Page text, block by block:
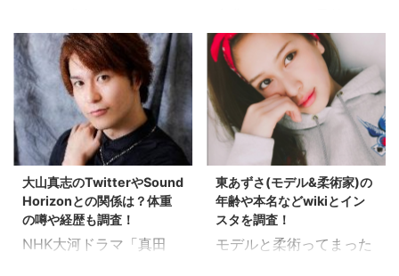
クスが気持ちいィー！ベ
ースと小気味よい高音ス
ネアが飛び跳ねるドラ
ム。 なんかめっちゃ心踊
らされるんですよね。。
笑 今回はそんな二人に迫
ってみたいと思いま
す！！ スポンサードリン
ク ま ...
はそんな水溜りボンドの
ひとり、カンタの病気の
噂やハーフの噂は本当な
のか!?というところを調
べてみました！ スポンサ
ードリンク 水溜りボンド
カンタのプロフィール
は？ 出典：公 ...
すね。 国民的マンガ（ア
ニメ）、ちびまる子ちゃ
んの作者、 さくらももこ
さんがお亡くなりになっ
たとのこと。 53歳とい
う若さでしたが、 病に倒
れてしまわれたようで
す。 病名は乳がん。 乳
がんになる女性の割合
は、 50年前は50人に1人
の割合だったのが、 現在
成ライダー、 仮面ライダ
ージオウ。 男の子二人の
親である私には、 また恐
ろしい季節がやってきま
す。。 戦隊シリーズ、ラ
イダーシリーズ、 ウルト
ラシリーズが切り替わる
たびにやってくるこの出
費。。 とてもバカになり
ません。。 しかも、なん
だか年々単価が高くなっ
大山真志のTwitterやSound
Horizonとの関係は？体重
の噂や経歴も調査！
NHK大河ドラマ「真田
東あずさ(モデル&柔術家)の
年齢や本名などwikiとイン
スタを調査！
モデルと柔術ってまった